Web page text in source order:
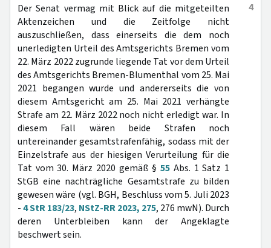
4
Der Senat vermag mit Blick auf die mitgeteilten
Aktenzeichen und die Zeitfolge nicht
auszuschließen, dass einerseits die dem noch
unerledigten Urteil des Amtsgerichts Bremen vom
22. März 2022 zugrunde liegende Tat vor dem Urteil
des Amtsgerichts Bremen-Blumenthal vom 25. Mai
2021 begangen wurde und andererseits die von
diesem Amtsgericht am 25. Mai 2021 verhängte
Strafe am 22. März 2022 noch nicht erledigt war. In
diesem Fall wären beide Strafen noch
untereinander gesamtstrafenfähig, sodass mit der
Einzelstrafe aus der hiesigen Verurteilung für die
Tat vom 30. März 2020 gemäß §55 Abs. 1 Satz 1
StGB eine nachträgliche Gesamtstrafe zu bilden
gewesen wäre (vgl. BGH, Beschluss vom 5. Juli 2023
-4 StR 183/23, NStZ-RR 2023, 275, 276 mwN). Durch
deren Unterbleiben kann der Angeklagte
beschwert sein.